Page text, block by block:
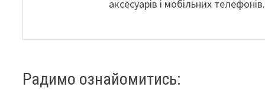
аксесуарів і мобільних телефонів.
Радимо ознайомитись: